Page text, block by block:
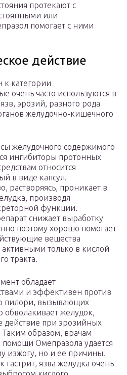
протекают с
или
помогает с ними
действие
к категории
очень часто используются в
эрозий, разного рода
желудочно-кишечного
желудочного содержимого
ингибиторы протонных
относится
в виде капсул.
растворяясь, проникает в
производя
функции.
снижает выработку
поэтому хорошо помогает
вещества
активными только в кислой
тракта.
обладает
и эффективен против
пилори, вызывающих
желудок,
при эрозийных
образом, врачам
помощи Омепразола удается
изжогу, но и ее причины.
гастрит, язва желудка очень